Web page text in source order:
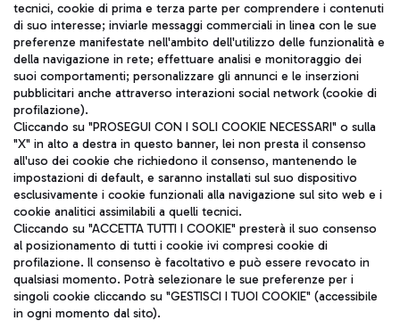
TRAVEL JOURNAL
ITA
Aeroporti di Roma S.p.A. - Società soggetta a direzione e
coordinamento di Mundys S.p.A.
Codice fiscale e Registro delle Imprese di Roma 13032990155 P.
IVA 06572251004
Capitale sociale 62.224.743,00 int. vers.
Sede legale: Via Pier Paolo Racchetti 1 - 00054 Fiumicino (RM)
telefono +39 06 65951
tecnici, cookie di prima e terza parte per comprendere i contenuti
di suo interesse; inviarle messaggi commerciali in linea con le sue
preferenze manifestate nell'ambito dell'utilizzo delle funzionalità e
della navigazione in rete; effettuare analisi e monitoraggio dei
suoi comportamenti; personalizzare gli annunci e le inserzioni
pubblicitari anche attraverso interazioni social network (cookie di
profilazione).
Cliccando su "PROSEGUI CON I SOLI COOKIE NECESSARI" o sulla
"X" in alto a destra in questo banner, lei non presta il consenso
all'uso dei cookie che richiedono il consenso, mantenendo le
impostazioni di default, e saranno installati sul suo dispositivo
esclusivamente i cookie funzionali alla navigazione sul sito web e i
cookie analitici assimilabili a quelli tecnici.
Cliccando su "ACCETTA TUTTI I COOKIE" presterà il suo consenso
al posizionamento di tutti i cookie ivi compresi cookie di
profilazione. Il consenso è facoltativo e può essere revocato in
qualsiasi momento. Potrà selezionare le sue preferenze per i
singoli cookie cliccando su "GESTISCI I TUOI COOKIE" (accessibile
in ogni momento dal sito).